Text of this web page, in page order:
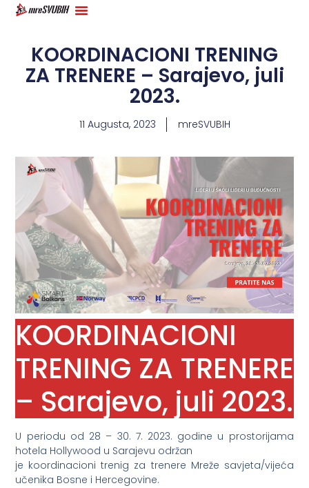
KOORDINACIONI TRENING
ZA TRENERE – Sarajevo, juli
2023.
11 Augusta, 2023 mreSVUBIH
KOORDINACIONI
TRENING ZA TRENERE
– Sarajevo, juli 2023.
U periodu od 28 – 30. 7. 2023. godine u prostorijama
hotela Hollywood u Sarajevu održan
je koordinacioni trenig za trenere Mreže savjeta/vijeća
učenika Bosne i Hercegovine.